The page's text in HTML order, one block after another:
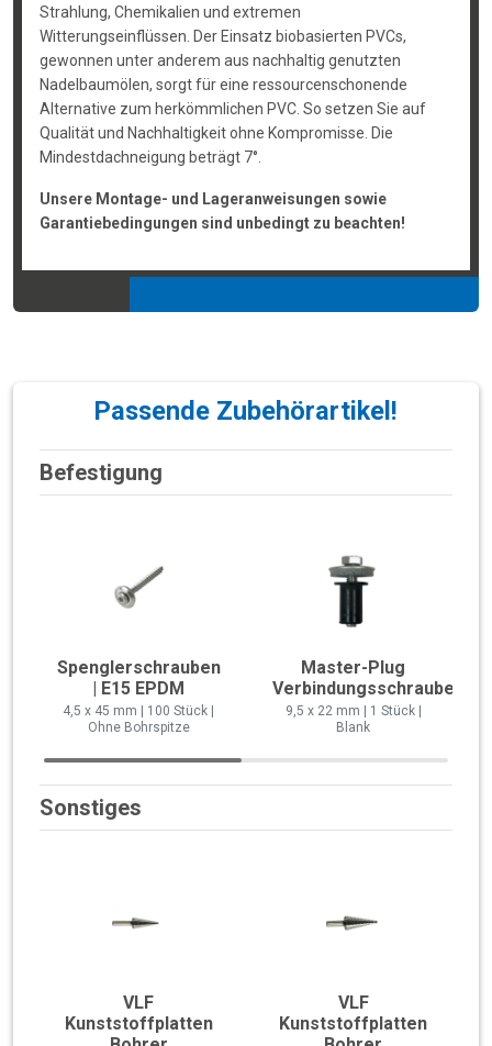
Strahlung, Chemikalien und extremen
Witterungseinflüssen. Der Einsatz biobasierten PVCs,
gewonnen unter anderem aus nachhaltig genutzten
Nadelbaumölen, sorgt für eine ressourcenschonende
Alternative zum herkömmlichen PVC. So setzen Sie auf
Qualität und Nachhaltigkeit ohne Kompromisse. Die
Mindestdachneigung beträgt 7°.
Unsere Montage- und Lageranweisungen sowie
Garantiebedingungen sind unbedingt zu beachten!
Passende Zubehörartikel!
Befestigung
Spenglerschrauben
| E15 EPDM
4,5 x 45 mm | 100 Stück |
Ohne Bohrspitze
Master-Plug
Verbindungsschraube
9,5 x 22 mm | 1 Stück |
Blank
Sonstiges
VLF
Kunststoffplatten
VLF
Kunststoffplatten